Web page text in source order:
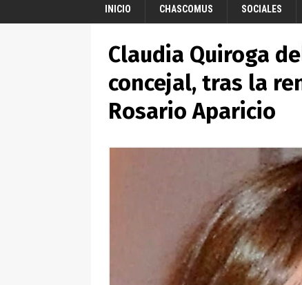
INICIO CHASCOMUS SOCIALES
Claudia Quiroga
concejal, tras la
Rosario Aparicio